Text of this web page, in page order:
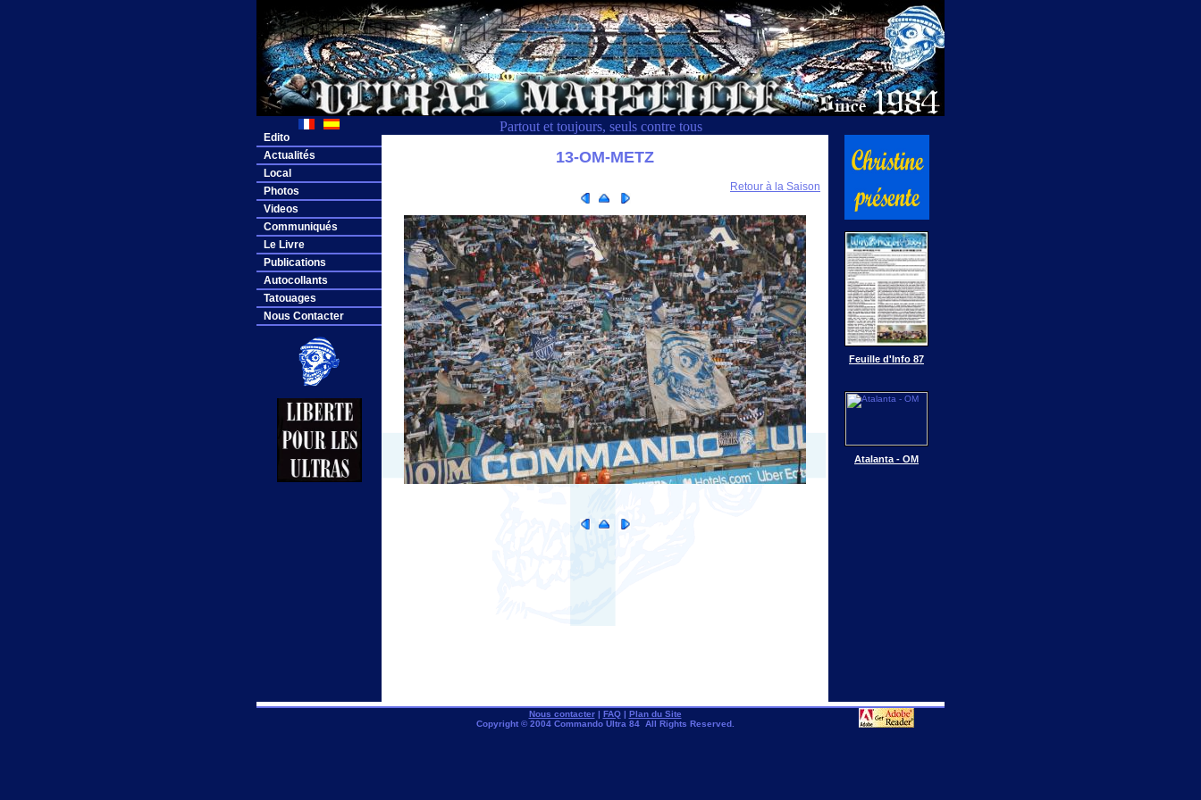
Partout et toujours, seuls contre tous
Edito
Actualités
Local
Photos
Videos
Communiqués
Le Livre
Publications
Autocollants
Tatouages
Nous Contacter
13-OM-METZ
Retour à la Saison
Feuille d'Info 87
Atalanta - OM
Nous contacter| FAQ| Plan du Site
Copyright © 2004 Commando Ultra 84 All Rights Reserved.